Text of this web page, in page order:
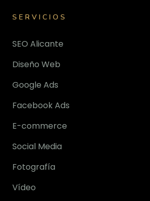
SERVICIOS
SEO Alicante
Diseño Web
Google Ads
Facebook Ads
E-commerce
Social Media
Fotografía
Vídeo